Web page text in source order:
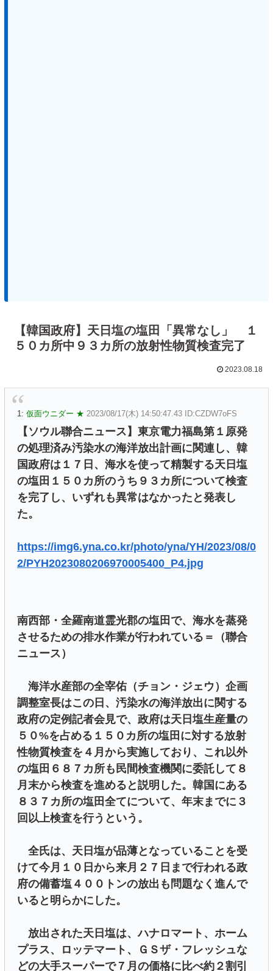
【韓国政府】天日塩の塩田「異常なし」 １
５０カ所中９３カ所の放射性物質検査完了
2023.08.18
1: 仮面ウニダー ★ 2023/08/17(木) 14:50:47.43 ID:CZDW7oFS
【ソウル聯合ニュース】東京電力福島第１原発
の処理済み汚染水の海洋放出計画に関連し、韓
国政府は１７日、海水を使って精製する天日塩
の塩田１５０カ所のうち９３カ所について検査
を完了し、いずれも異常はなかったと発表し
た。
https://img6.yna.co.kr/photo/yna/YH/2023/08/0
2/PYH2023080206970005400_P4.jpg
南西部・全羅南道霊光郡の塩田で、海水を蒸発
させるための排水作業が行われている＝（聯合
ニュース）
海洋水産部の全宰佑（チョン・ジェウ）企画
調整室長はこの日、汚染水の海洋放出に関する
政府の定例記者会見で、政府は天日塩生産量の
５０%を占める１５０カ所の塩田に対する放射
性物質検査を４月から実施しており、これ以外
の塩田６８７カ所も民間検査機関に委託して８
月末から検査を進めると説明した。韓国にある
８３７カ所の塩田全てについて、年末までに３
回以上検査を行うという。
全氏は、天日塩が品薄となっていることを受
けて今月１０日から来月２７日まで行われる政
府の備蓄塩４００トンの放出も問題なく進んで
いると明らかにした。
放出された天日塩は、ハナロマート、ホーム
プラス、ロッテマート、ＧＳザ・フレッシュな
どの大手スーパーで７月の価格に比べ約２割引